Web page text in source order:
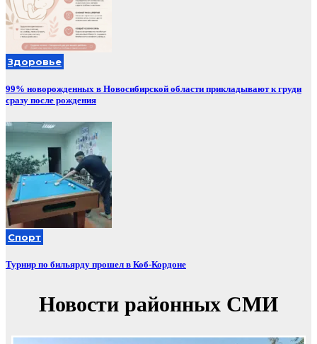
Здоровье
99% новорожденных в Новосибирской области прикладывают к груди
сразу после рождения
Спорт
Турнир по бильярду прошел в Коб-Кордоне